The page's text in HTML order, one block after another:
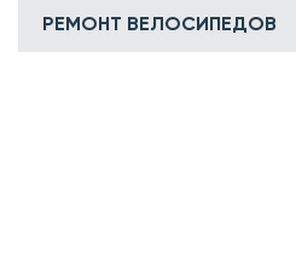
РЕМОНТ ВЕЛОСИПЕДОВ